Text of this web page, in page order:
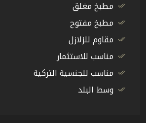
مطبخ مغلق
مطبخ مفتوح
مقاوم للزلازل
مناسب للاستثمار
مناسب للجنسية التركية
وسط البلد